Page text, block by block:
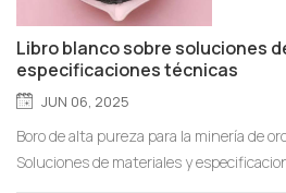
Libro blanco sobre soluciones
especificaciones técnicas
JUN 06, 2025
Boro de alta pureza para la minería de
Soluciones de materiales y
empresa líder en el campo de boro Con